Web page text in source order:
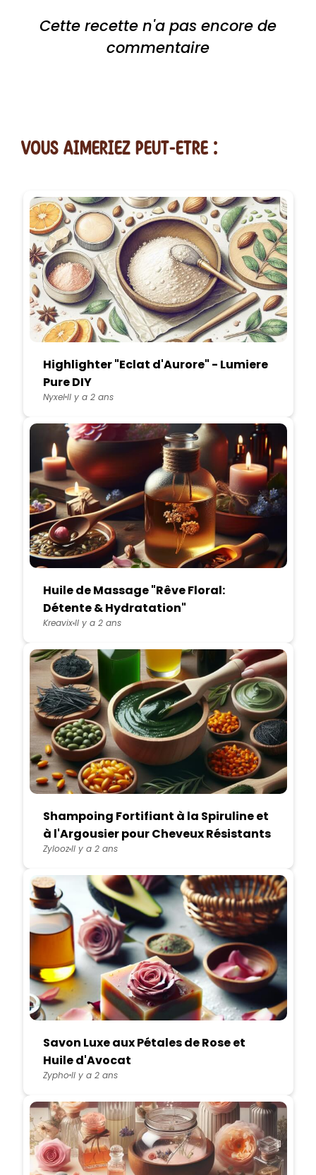
Cette recette n'a pas encore de
commentaire
vous AIMERiEZ PEUT-ETRE :
Highlighter "Eclat d'Aurore" - Lumiere
Pure DIY
NyxelIl y a 2 ans
Huile de Massage "Rêve Floral:
Détente & Hydratation"
KreavixIl y a 2 ans
Shampoing Fortifiant à la Spiruline et
à l'Argousier pour Cheveux Résistants
ZyloozIl y a 2 ans
Savon Luxe aux Pétales de Rose et
Huile d'Avocat
ZyphoIl y a 2 ans